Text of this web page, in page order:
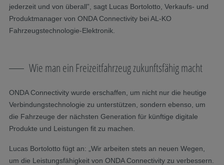
jederzeit und von überall”, sagt Lucas Bortolotto, Verkaufs- und
Produktmanager von ONDA Connectivity bei AL-KO
Fahrzeugstechnologie-Elektronik.
Wie man ein Freizeitfahrzeug zukunftsfähig macht
ONDA Connectivity wurde erschaffen, um nicht nur die heutige
Verbindungstechnologie zu unterstützen, sondern ebenso, um
die Fahrzeuge der nächsten Generation für künftige digitale
Produkte und Leistungen fit zu machen.
Lucas Bortolotto fügt an: „Wir arbeiten stets an neuen Wegen,
um die Leistungsfähigkeit von ONDA Connectivity zu verbessern.